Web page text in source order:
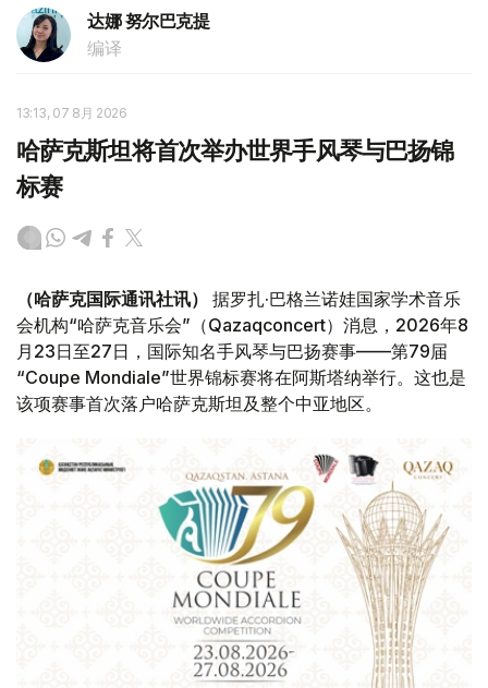
达娜 努尔巴克提
编译
13:13, 07 8月 2026
哈萨克斯坦将首次举办世界手风琴与巴扬锦
标赛
（哈萨克国际通讯社讯）
据罗扎·巴格兰诺娃国家学术音乐
会机构“哈萨克音乐会”（Qazaqconcert）消息，2026年8
月23日至27日，国际知名手风琴与巴扬赛事——第79届
“Coupe Mondiale”世界锦标赛将在阿斯塔纳举行。这也是
该项赛事首次落户哈萨克斯坦及整个中亚地区。